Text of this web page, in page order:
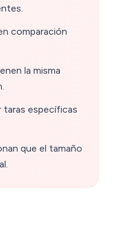
comparación
la misma
taras específicas
que el tamaño